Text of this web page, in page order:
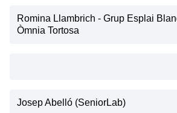
Romina Llambrich - Grup Esplai
Òmnia Tortosa
Josep Abelló (SeniorLab)